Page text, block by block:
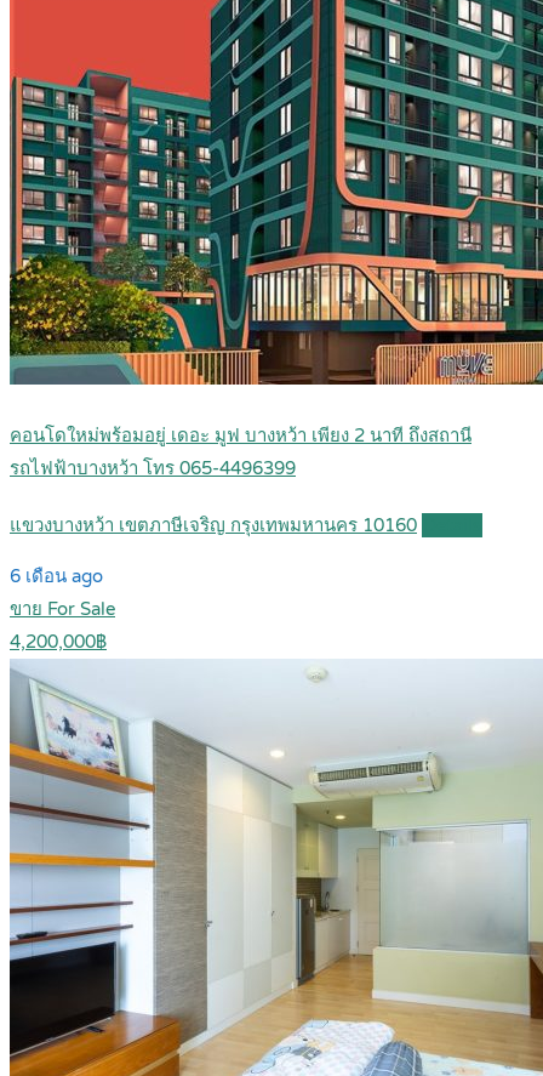
คอนโดใหม่พร้อมอยู่ เดอะ มูฟ บางหว้า เพียง 2 นาที ถึงสถานี
รถไฟฟ้าบางหว้า โทร 065-4496399
แขวงบางหว้า เขตภาษีเจริญ กรุงเทพมหานคร 10160
6 เดือน ago
ขาย For Sale
4,200,000฿